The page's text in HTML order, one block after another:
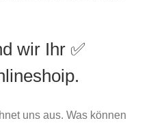
wir Ihr ✅
uns aus. Was können